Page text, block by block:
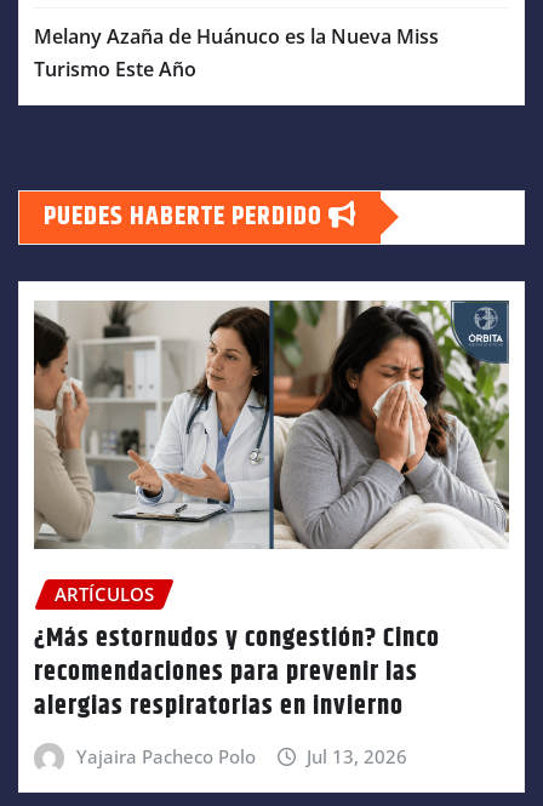
Melany Azaña de Huánuco es la Nueva Miss
Turismo Este Año
PUEDES HABERTE PERDIDO
ARTÍCULOS
¿Más estornudos y congestión? Cinco
recomendaciones para prevenir las
alergias respiratorias en invierno
Yajaira Pacheco Polo Jul 13, 2026